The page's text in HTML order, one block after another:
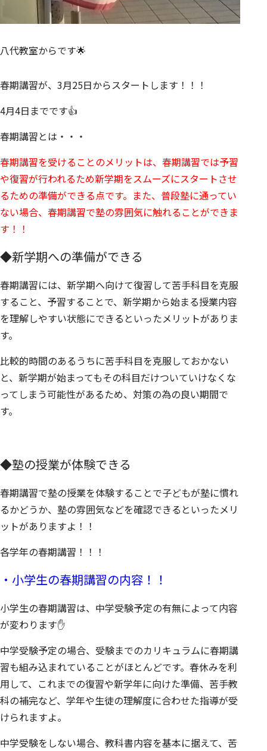
八代教室からです🌟
春期講習が、3月25日からスタートします！！！
4月4日までです👍
春期講習とは・・・
春期講習を受けることのメリットは、春期講習では予習
や復習が行われるため新学期をスムーズにスタートさせ
るための準備ができる点です。また、普段塾に通ってい
ない場合、春期講習で塾の雰囲気に触れることができま
す！！
◆新学期への準備ができる
春期講習には、新学期へ向けて復習して苦手科目を克服
すること、予習することで、新学期から始まる授業内容
を理解しやすい状態にできるといったメリットがありま
す。
比較的時間のあるうちに苦手科目を克服しておかない
と、新学期が始まってもその科目だけついていけなくな
ってしまう可能性があるため、対策の為の良い期間で
す。
◆塾の授業が体験できる
春期講習で塾の授業を体験することで子どもが塾に慣れ
るかどうか、塾の雰囲気などを確認できるといったメリ
ットがありますよ！！
各学年の春期講習！！！
・小学生の春期講習の内容！！
小学生の春期講習は、中学受験予定の有無によって内容
が変わります✋
中学受験予定の場合、受験までのカリキュラムに春期講
習も組み込まれていることがほとんどです。春休みを利
用して、これまでの復習や新学年に向けた準備、苦手教
科の補完など、学年や生徒の理解度に合わせた指導が受
けられますよ。
中学受験をしない場合、教科書内容を基本に据えて、苦